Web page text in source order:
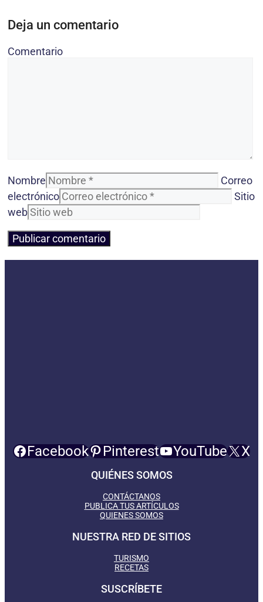
Deja un comentario
Comentario
Nombre
Correo
electrónico
Sitio
web
Facebook Pinterest YouTube X
QUIÉNES SOMOS
CONTÁCTANOS
PUBLICA TUS ARTÍCULOS
QUIENES SOMOS
NUESTRA RED DE SITIOS
TURISMO
RECETAS
SUSCRÍBETE